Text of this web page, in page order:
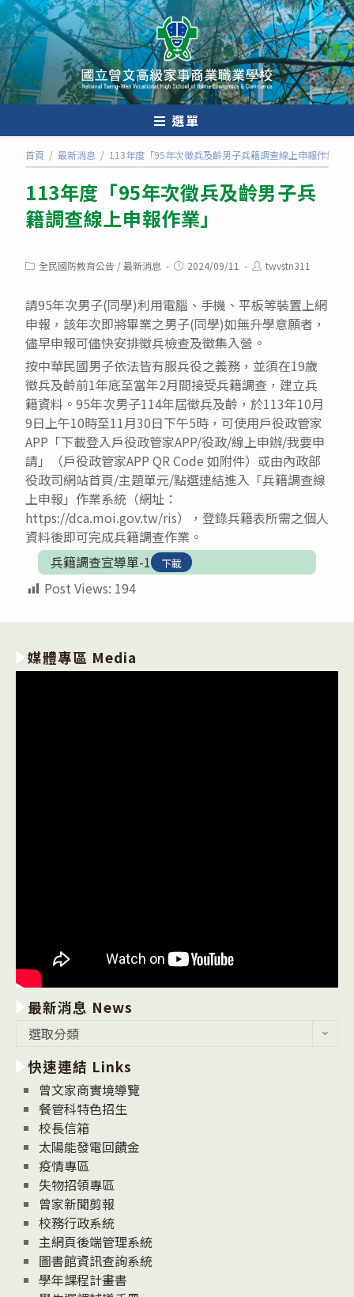
跳
轉
至
主
要
內
選單
首頁 / 最新消息 / 113年度「95年次徵兵及齡男子兵籍調查線上申報作業」
113年度「95年次徵兵及齡男子兵
籍調查線上申報作業」
Post全民國防教育公告 /最新消息
Post2024/09/11
Posttwvstn311
請95年次男子(同學)利用電腦、手機、平板等裝置上網
申報，該年次即將畢業之男子(同學)如無升學意願者，
儘早申報可儘快安排徵兵檢查及徵集入營。
按中華民國男子依法皆有服兵役之義務，並須在19歲
徵兵及齡前1年底至當年2月間接受兵籍調查，建立兵
籍資料。95年次男子114年屆徵兵及齡，於113年10月
9日上午10時至11月30日下午5時，可使用戶役政管家
APP「下載登入戶役政管家APP/役政/線上申辦/我要申
請」（戶役政管家APP QR Code 如附件）或由內政部
役政司網站首頁/主題單元/點選連結進入「兵籍調查線
上申報」作業系統（網址：
https://dca.moi.gov.tw/ris），登錄兵籍表所需之個人
資料後即可完成兵籍調查作業。
兵籍調查宣導單-1
下載
Post Views: 194
媒體專區 Media
最新消息 News
消
息
News
選取分類
快速連結 Links
曾文家商實境導覽
餐管科特色招生
校長信箱
太陽能發電回饋金
疫情專區
失物招領專區
曾家新聞剪報
校務行政系統
主網頁後端管理系統
圖書館資訊查詢系統
學年課程計畫書